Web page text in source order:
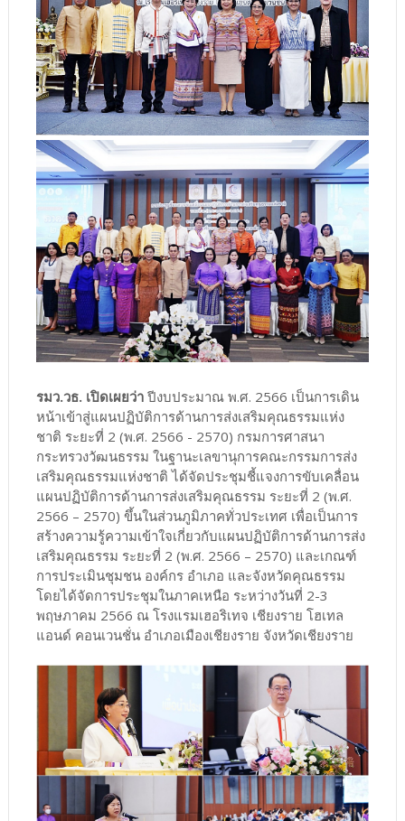
รมว.วธ. เปิดเผยว่าปีงบประมาณ พ.ศ. 2566 เป็นการเดิน
หน้าเข้าสู่แผนปฏิบัติการด้านการส่งเสริมคุณธรรมแห่ง
ชาติ ระยะที่ 2 (พ.ศ. 2566 - 2570) กรมการศาสนา
กระทรวงวัฒนธรรม ในฐานะเลขานุการคณะกรรมการส่ง
เสริมคุณธรรมแห่งชาติ ได้จัดประชุมชี้แจงการขับเคลื่อน
แผนปฏิบัติการด้านการส่งเสริมคุณธรรม ระยะที่ 2 (พ.ศ.
2566 – 2570) ขึ้นในส่วนภูมิภาคทั่วประเทศ เพื่อเป็นการ
สร้างความรู้ความเข้าใจเกี่ยวกับแผนปฏิบัติการด้านการส่ง
เสริมคุณธรรม ระยะที่ 2 (พ.ศ. 2566 – 2570) และเกณฑ์
การประเมินชุมชน องค์กร อำเภอ และจังหวัดคุณธรรม
โดยได้จัดการประชุมในภาคเหนือ ระหว่างวันที่ 2-3
พฤษภาคม 2566 ณ โรงแรมเฮอริเทจ เชียงราย โฮเทล
แอนด์ คอนเวนชั่น อำเภอเมืองเชียงราย จังหวัดเชียงราย